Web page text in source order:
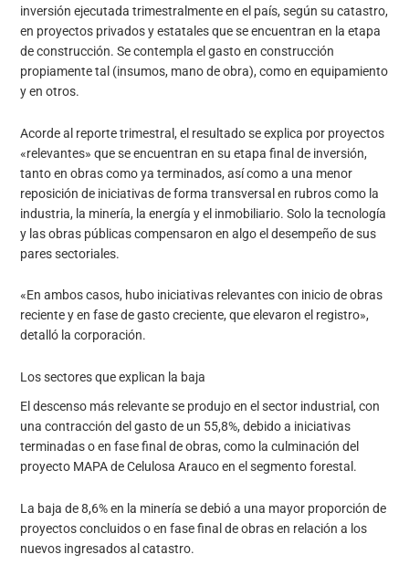
inversión ejecutada trimestralmente en el país, según su catastro,
en proyectos privados y estatales que se encuentran en la etapa
de construcción. Se contempla el gasto en construcción
propiamente tal (insumos, mano de obra), como en equipamiento
y en otros.
Acorde al reporte trimestral, el resultado se explica por proyectos
«relevantes» que se encuentran en su etapa final de inversión,
tanto en obras como ya terminados, así como a una menor
reposición de iniciativas de forma transversal en rubros como la
industria, la minería, la energía y el inmobiliario. Solo la tecnología
y las obras públicas compensaron en algo el desempeño de sus
pares sectoriales.
«En ambos casos, hubo iniciativas relevantes con inicio de obras
reciente y en fase de gasto creciente, que elevaron el registro»,
detalló la corporación.
Los sectores que explican la baja
El descenso más relevante se produjo en el sector industrial, con
una contracción del gasto de un 55,8%, debido a iniciativas
terminadas o en fase final de obras, como la culminación del
proyecto MAPA de Celulosa Arauco en el segmento forestal.
La baja de 8,6% en la minería se debió a una mayor proporción de
proyectos concluidos o en fase final de obras en relación a los
nuevos ingresados al catastro.